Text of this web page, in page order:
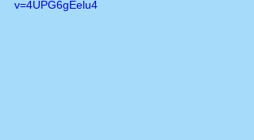
v=4UPG6gEelu4